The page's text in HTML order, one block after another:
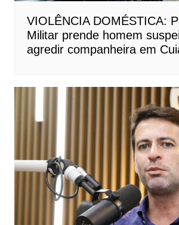
VIOLÊNCIA DOMÉSTICA:
Militar prende homem
agredir companheira em